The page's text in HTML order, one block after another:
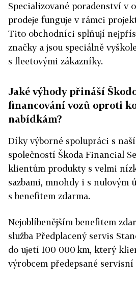
Specializované poradenství v
prodeje funguje v rámci
Tito obchodníci splňují
značky a jsou speciálně
s fleetovými zákazníky.
Jaké výhody přináší
financování vozů oproti
nabídkám?
Díky výborné spolupráci s
společností Škoda Financial
klientům produkty s velmi
sazbami, mnohdy i s nulovým
s benefitem zdarma.
Nejoblíbenějším benefitem
služba Předplacený servis
do ujetí 100 000 km, který
výrobcem předepsané